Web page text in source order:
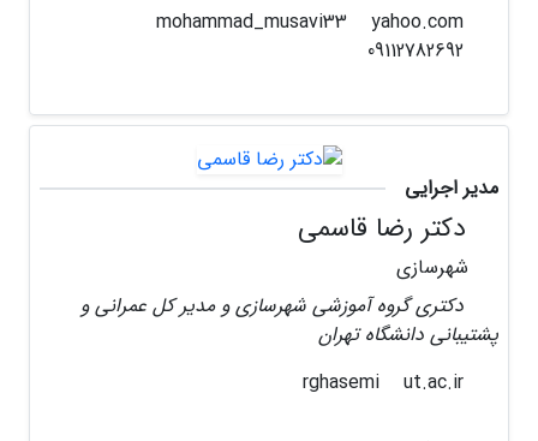
yahoo.com
مدیر اجرایی
دکتر رضا قاسمی
شهرسازی
دکتری گروه آموزشی شهرسازی و مدیر کل عمرانی و
پشتیبانی دانشگاه تهران
ut.ac.ir